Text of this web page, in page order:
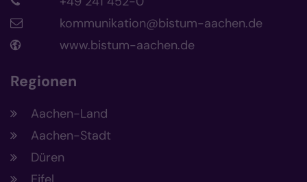
kommunikation@bistum-aachen.de
www.bistum-aachen.de
Regionen
Aachen-Land
Aachen-Stadt
Düren